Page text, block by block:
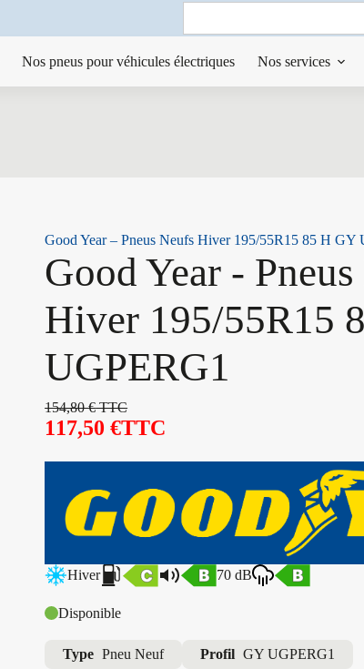
Search
Nos pneus pour véhicules électriques Nos services
Good Year – Pneus Neufs Hiver 195/55R15 85 H GY
Good Year -
Hiver 195/55R15
UGPERG1
154,80€TTC
117,50€TTC
Hiver 70 dB
Disponible
Type Pneu Neuf Profil GY UGPERG1